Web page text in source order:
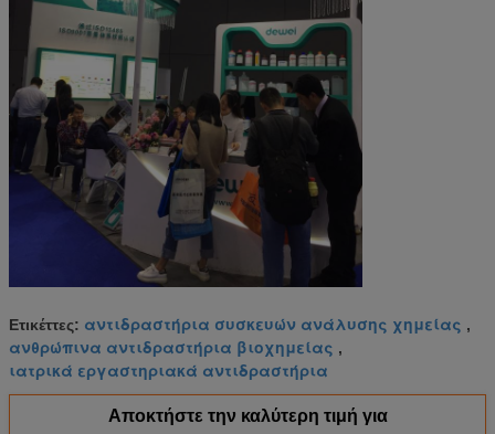
Ετικέττες: αντιδραστήρια συσκευών ανάλυσης χημείας ,
ανθρώπινα αντιδραστήρια βιοχημείας ,
ιατρικά εργαστηριακά αντιδραστήρια
Αποκτήστε την καλύτερη τιμή για